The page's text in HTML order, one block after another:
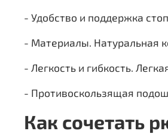
- Удобство и поддержка
- Материалы. Натуральная
- Легкость и гибкость.
- Противоскользящая
Как сочетать